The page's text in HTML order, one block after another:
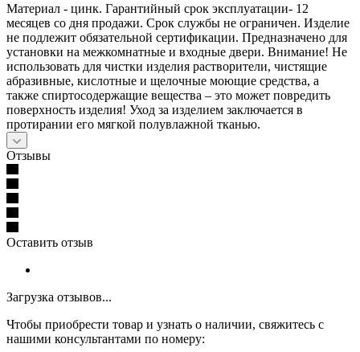
Материал - цинк. Гарантийный срок эксплуатации- 12
месяцев со дня продажи. Срок службы не ограничен. Изделие
не подлежит обязательной сертификации. Предназначено для
установки на межкомнатные и входные двери. Внимание! Не
использовать для чистки изделия растворители, чистящие
абразивные, кислотные и щелочные моющие средства, а
также спиртосодержащие вещества – это может повредить
поверхность изделия! Уход за изделием заключается в
протирании его мягкой полувлажной тканью.
Отзывы
Оставить отзыв
Загрузка отзывов...
Чтобы приобрести товар и узнать о наличии, свяжитесь с
нашими консультантами по номеру: